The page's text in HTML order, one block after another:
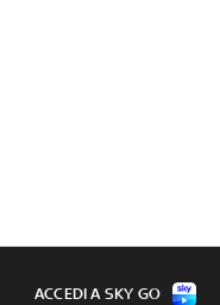
ACCEDI A SKY GO